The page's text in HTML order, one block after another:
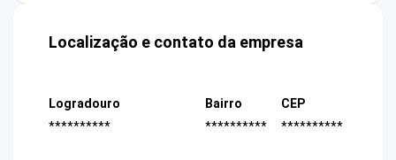
Localização e contato da empresa
Logradouro
**********
Bairro
**********
CEP
**********